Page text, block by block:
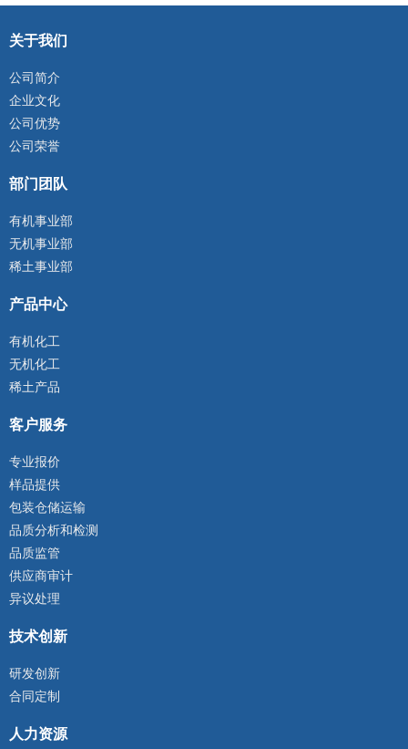
关于我们
公司简介
企业文化
公司优势
公司荣誉
部门团队
有机事业部
无机事业部
稀土事业部
产品中心
有机化工
无机化工
稀土产品
客户服务
专业报价
样品提供
包装仓储运输
品质分析和检测
品质监管
供应商审计
异议处理
技术创新
研发创新
合同定制
人力资源